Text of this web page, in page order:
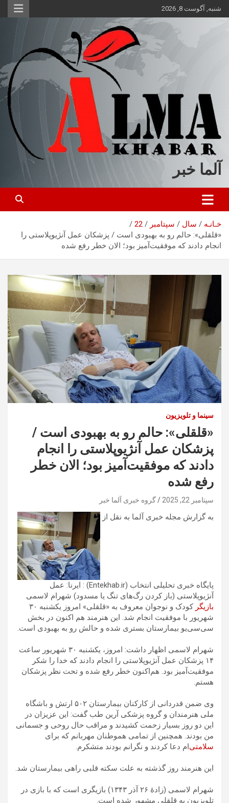
محتوا
شنبه, آگوست 8, 2026
آلما خبر
خـانـه سال سپتامبر
22
«قلقلی»: حالم رو به بهبودی است / پزشکان عمل آنژیوپلاستی را
انجام دادند که موفقیت‌آمیز بود؛ الان خطر رفع شده
سینما و تلویزیون
«قلقلی»: حالم رو به بهبودی است /
پزشکان عمل آنژیوپلاستی را انجام
دادند که موفقیت‌آمیز بود؛ الان خطر
رفع شده
سپتامبر 22, 2025 گروه خبری آلما خبر
به گزارش مجله خبری آلما به نقل از
پایگاه خبری تحلیلی انتخاب (Entekhab.ir) : ایرنا: عمل
آنژیوپلاستی (باز کردن رگ‌های تنگ یا مسدود) شهرام لاسمی
بازیگر
کودک و نوجوان معروف به «قلقلی» امروز یکشنبه ۳۰
شهریور با موفقیت انجام شد. این هنرمند هم اکنون در بخش
‌سی‌سی‌یو بیمارستان بستری شده و حالش رو به بهبودی است.
شهرام لاسمی اظهار داشت: امروز، یکشنبه ۳۰ شهریور ساعت
۱۴ پزشکان عمل آنژیوپلاستی را انجام دادند که خدا را شکر
موفقیت‌آمیز بود. هم‌اکنون خطر رفع شده و تحت نظر پزشکان
هستم.
وی ضمن قدردانی از کارکنان بیمارستان ۵۰۲ ارتش و باشگاه
ملی هنرمندان و گروه پزشکی آرین طب گفت: این عزیزان در
این دو روز بسیار زحمت کشیدند و مراقب حال روحی و جسمانی
من بودند. همچنین از تمامی هموطنان مهربانم که برای
سلامتی‌ام دعا کردند و نگرانم بودند متشکرم.
این هنرمند روز گذشته به علت سکته قلبی راهی بیمارستان شد.
شهرام لاسمی (زادهٔ ۲۶ آذر ۱۳۴۳) بازیگری است که با بازی در
تلویزیون به قلقلی مشهور شده است.